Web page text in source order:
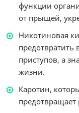
функции
от прыщей,
Никотиновая
приступов, а
жизни.
Каротин,
предотвращает